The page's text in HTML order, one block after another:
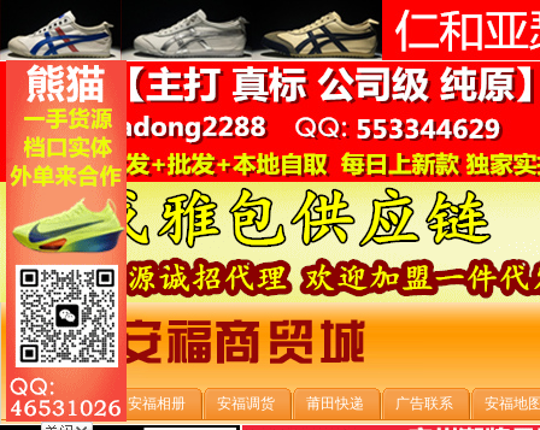
安福首页 安福相册 安福调货 莆田快递 广告联系 安福地